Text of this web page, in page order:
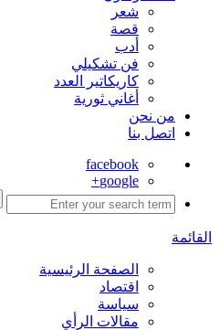
شعر
قصة
أدب
فن تشكيلي
كاريكاتير العدد
أغاني ثورية
من نحن
اتصل بنا
facebook
google+
القائمة
الصفحة الرئيسية
اقتصاد
سياسة
مقالات الرأي